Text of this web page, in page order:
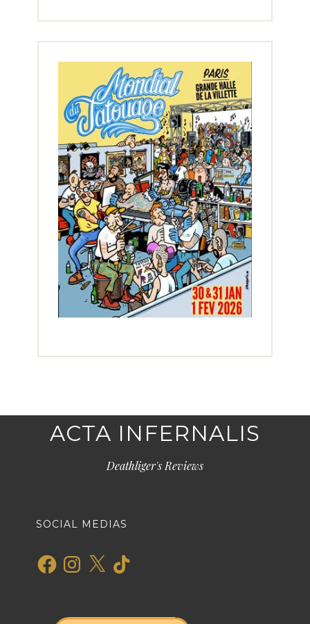
ACTA INFERNALIS
Deathliger's Reviews
SOCIAL MEDIAS
FacebookInstagram
X TikTok